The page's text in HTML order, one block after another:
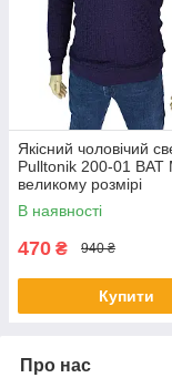
Якісний чоловічий
Pulltonik 200-01 BAT
великому розмірі
В наявності
470 ₴ 940 ₴
Купити
Про нас